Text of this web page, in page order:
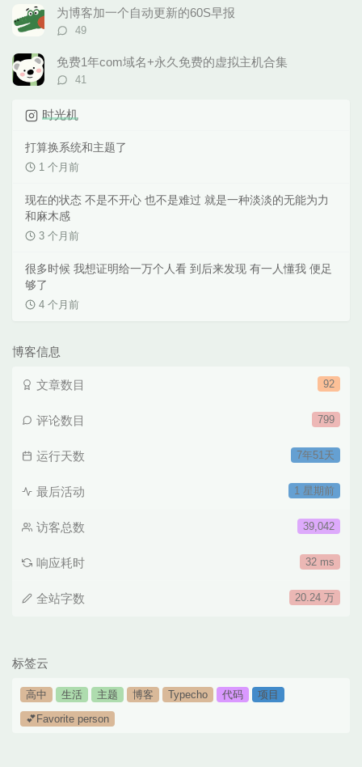
数：
为博客加一个自动更新的60S早报
评
数：
49
免费1年com域名+永久免费的虚拟主机合集
评
41
时光机
打算换系统和主题了
1 个月前
现在的状态 不是不开心 也不是难过 就是一种淡淡的无能为力
和麻木感
3 个月前
很多时候 我想证明给一万个人看 到后来发现 有一人懂我 便足
够了
4 个月前
博客信息
92
文章数目
799
评论数目
7年51天
运行天数
1 星期前
最后活动
39,042
访客总数
32 ms
响应耗时
20.24 万
全站字数
标签云
高中 生活 主题 博客 Typecho 代码
项目
💕Favorite person